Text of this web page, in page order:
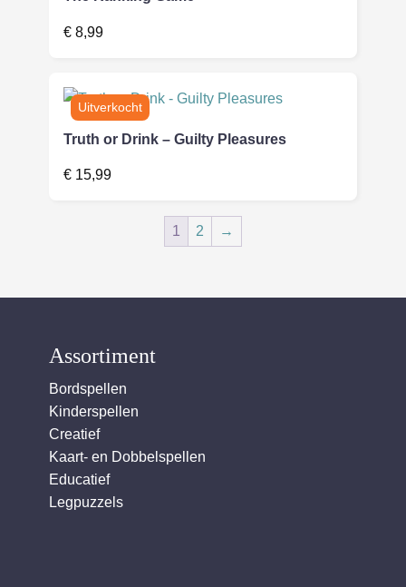
€ 8,99
Truth or Drink – Guilty Pleasures
€ 15,99
1 2 →
Assortiment
Bordspellen
Kinderspellen
Creatief
Kaart- en Dobbelspellen
Educatief
Legpuzzels